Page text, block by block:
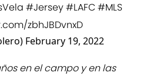
#Jersey#LAFC#MLS
zbhJBDvnxD
February 19, 2022
en el campo y en las